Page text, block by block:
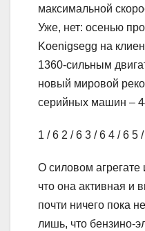
максимальной
Уже, нет: осенью
Koenigsegg на
1360-сильным
новый мировой
серийных машин –
1 / 6 2 / 6 3 / 6 4 / 6 5
О силовом агрегате
что она активная и
почти ничего пока
лишь, что бензино-